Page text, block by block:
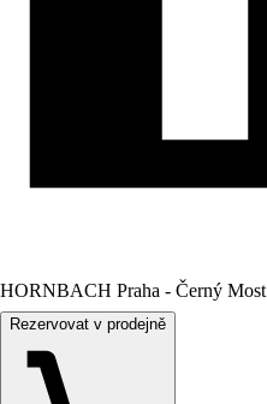
HORNBACH Praha - Černý Most
Rezervovat v prodejně